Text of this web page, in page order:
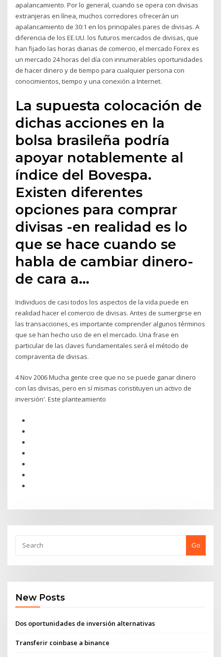
apalancamiento. Por lo general, cuando se opera con divisas
extranjeras en línea, muchos corredores ofrecerán un
apalancamiento de 30:1 en los principales pares de divisas. A
diferencia de los EE.UU. los futuros mercados de divisas, que
han fijado las horas diarias de comercio, el mercado Forex es
un mercado 24 horas del día con innumerables oportunidades
de hacer dinero y de tiempo para cualquier persona con
conocimientos, tiempo y una conexión a Internet.
La supuesta colocación de
dichas acciones en la
bolsa brasileña podría
apoyar notablemente al
índice del Bovespa.
Existen diferentes
opciones para comprar
divisas -en realidad es lo
que se hace cuando se
habla de cambiar dinero-
de cara a…
Individuos de casi todos los aspectos de la vida puede en
realidad hacer el comercio de divisas. Antes de sumergirse en
las transacciones, es importante comprender algunos términos
que se han hecho uso de en el mercado. Una frase en
particular de las claves fundamentales será el método de
compraventa de divisas.
4 Nov 2006 Mucha gente cree que no se puede ganar dinero
con las divisas, pero en sí mismas constituyen un activo de
inversión'. Este planteamiento
Go
New Posts
Dos oportunidades de inversión alternativas
Transferir coinbase a binance